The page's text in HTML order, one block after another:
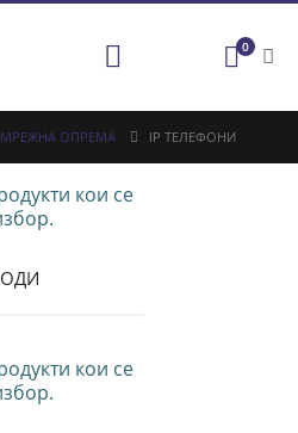
0
МРЕЖНА ОПРЕМА IP ТЕЛЕФОНИ
кои се
кои се